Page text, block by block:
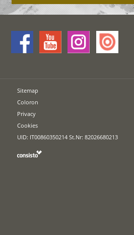
Sitemap
Coloron
Privacy
Cookies
UID: IT00860350214 St.Nr: 82026680213